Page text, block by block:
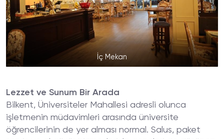
İç Mekan
Lezzet ve Sunum Bir Arada
Bilkent, Üniversiteler Mahallesi adresli olunca
işletmenin müdavimleri arasında üniversite
öğrencilerinin de yer alması normal. Salus, paket